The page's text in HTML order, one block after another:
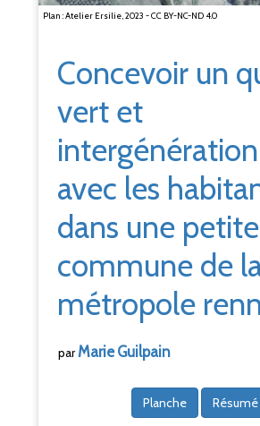
Plan : Atelier Ersilie, 2023 - CC BY-NC-ND 4.0
Concevoir un
vert et
avec les
dans une petite
commune de
métropole
parMarieGuilpain
Planche Résumé